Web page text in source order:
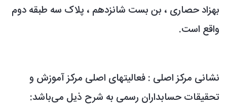
بهزاد حصاری ، بن بست شانزدهم ، پلاک سه طبقه دوم
واقع است.
نشانی مرکز اصلی : فعالیتهای اصلی مرکز آموزش و
تحقیقات حسابداران رسمی به شرح ذیل می‌باشد: